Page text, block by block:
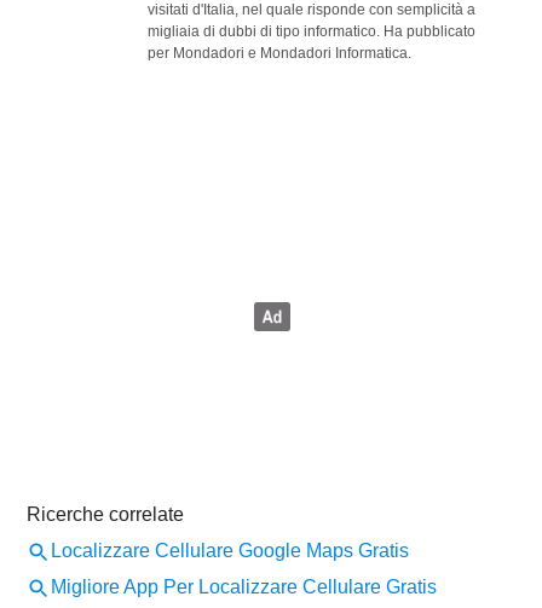
visitati d'Italia, nel quale risponde con semplicità a
migliaia di dubbi di tipo informatico. Ha pubblicato
per Mondadori e Mondadori Informatica.